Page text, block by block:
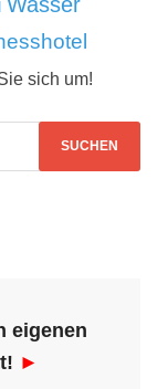
sich um!
eigenen
►